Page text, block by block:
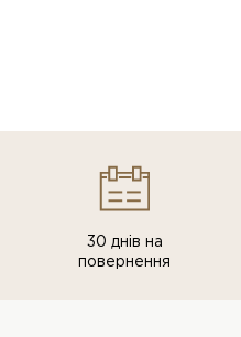
30 днів на
повернення